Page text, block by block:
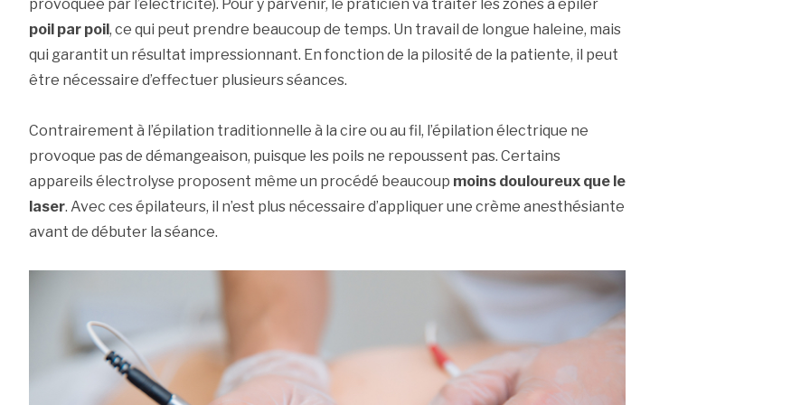
provoquée par l’électricité). Pour y parvenir, le praticien va traiter les zones à épiler
poil par poil , ce qui peut prendre beaucoup de temps. Un travail de longue haleine, mais
qui garantit un résultat impressionnant. En fonction de la pilosité de la patiente, il peut
être nécessaire d’effectuer plusieurs séances.
Contrairement à l’épilation traditionnelle à la cire ou au fil, l’épilation électrique ne
provoque pas de démangeaison, puisque les poils ne repoussent pas. Certains
appareils électrolyse proposent même un procédé beaucoup moins douloureux que le
laser. Avec ces épilateurs, il n’est plus nécessaire d’appliquer une crème anesthésiante
avant de débuter la séance.